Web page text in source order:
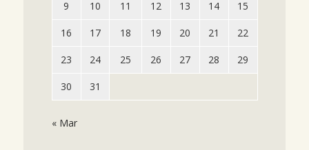
9 10 11 12 13 14 15
16 17 18 19 20 21 22
23 24 25 26 27 28 29
30 31
« Mar